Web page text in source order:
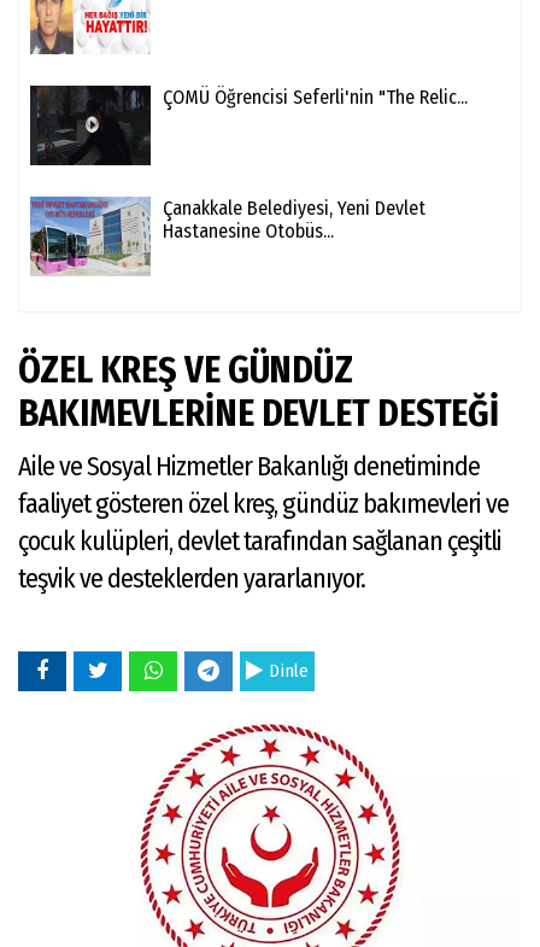
ÇOMÜ Öğrencisi Seferli'nin "The Relic...
Çanakkale Belediyesi, Yeni Devlet
Hastanesine Otobüs...
ÖZEL KREŞ VE GÜNDÜZ
BAKIMEVLERİNE DEVLET DESTEĞİ
Aile ve Sosyal Hizmetler Bakanlığı denetiminde
faaliyet gösteren özel kreş, gündüz bakımevleri ve
çocuk kulüpleri, devlet tarafından sağlanan çeşitli
teşvik ve desteklerden yararlanıyor.
Dinle